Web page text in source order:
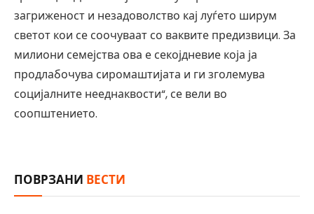
загриженост и незадоволство кај луѓето ширум
светот кои се соочуваат со ваквите предизвици. За
милиони семејства ова е секојдневие која ја
продлабочува сиромаштијата и ги зголемува
социјалните нееднаквости“, се вели во
соопштението.
ПОВРЗАНИ ВЕСТИ